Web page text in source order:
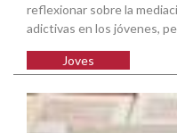
reflexionar sobre la
adictivas en los jóvenes,
Joves